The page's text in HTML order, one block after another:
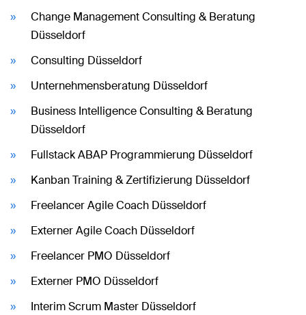
Change Management Consulting & Beratung
Düsseldorf
Consulting Düsseldorf
Unternehmensberatung Düsseldorf
Business Intelligence Consulting & Beratung
Düsseldorf
Fullstack ABAP Programmierung Düsseldorf
Kanban Training & Zertifizierung Düsseldorf
Freelancer Agile Coach Düsseldorf
Externer Agile Coach Düsseldorf
Freelancer PMO Düsseldorf
Externer PMO Düsseldorf
Interim Scrum Master Düsseldorf